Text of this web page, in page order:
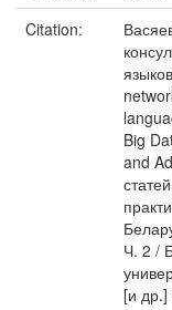
Citation:
Big
and
Ч. 2 /
[и